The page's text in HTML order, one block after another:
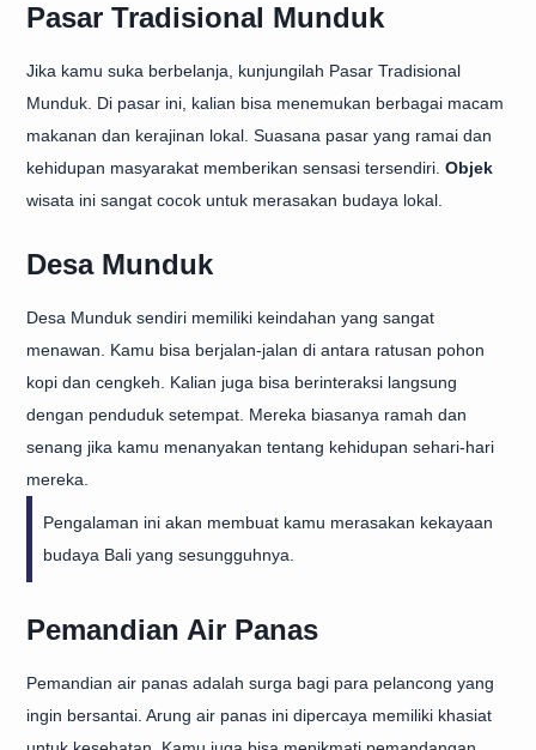
Pasar Tradisional Munduk
Jika kamu suka berbelanja, kunjungilah Pasar Tradisional
Munduk. Di pasar ini, kalian bisa menemukan berbagai macam
makanan dan kerajinan lokal. Suasana pasar yang ramai dan
kehidupan masyarakat memberikan sensasi tersendiri. Objek
wisata ini sangat cocok untuk merasakan budaya lokal.
Desa Munduk
Desa Munduk sendiri memiliki keindahan yang sangat
menawan. Kamu bisa berjalan-jalan di antara ratusan pohon
kopi dan cengkeh. Kalian juga bisa berinteraksi langsung
dengan penduduk setempat. Mereka biasanya ramah dan
senang jika kamu menanyakan tentang kehidupan sehari-hari
mereka.
Pengalaman ini akan membuat kamu merasakan kekayaan
budaya Bali yang sesungguhnya.
Pemandian Air Panas
Pemandian air panas adalah surga bagi para pelancong yang
ingin bersantai. Arung air panas ini dipercaya memiliki khasiat